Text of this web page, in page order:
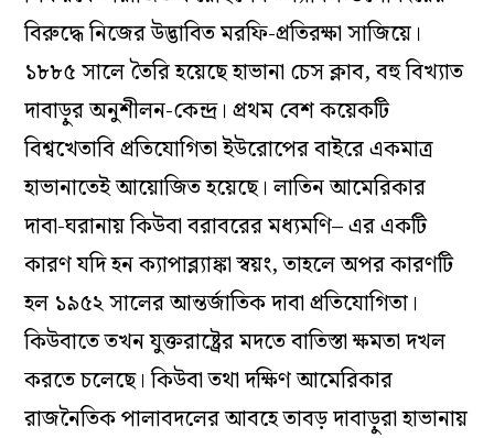
বিরুদ্ধে নিজের উদ্ভাবিত মরফি-প্রতিরক্ষা সাজিয়ে।
১৮৮৫ সালে তৈরি হয়েছে হাভানা চেস ক্লাব, বহু বিখ্যাত
দাবাড়ুর অনুশীলন-কেন্দ্র। প্রথম বেশ কয়েকটি
বিশ্বখেতাবি প্রতিযোগিতা ইউরোপের বাইরে একমাত্র
হাভানাতেই আয়োজিত হয়েছে। লাতিন আমেরিকার
দাবা-ঘরানায় কিউবা বরাবরের মধ্যমণি– এর একটি
কারণ যদি হন ক্যাপাব্ল্যাঙ্কা স্বয়ং, তাহলে অপর কারণটি
হল ১৯৫২ সালের আন্তর্জাতিক দাবা প্রতিযোগিতা।
কিউবাতে তখন যুক্তরাষ্ট্রের মদতে বাতিস্তা ক্ষমতা দখল
করতে চলেছে। কিউবা তথা দক্ষিণ আমেরিকার
রাজনৈতিক পালাবদলের আবহে তাবড় দাবাড়ুরা হাভানায়